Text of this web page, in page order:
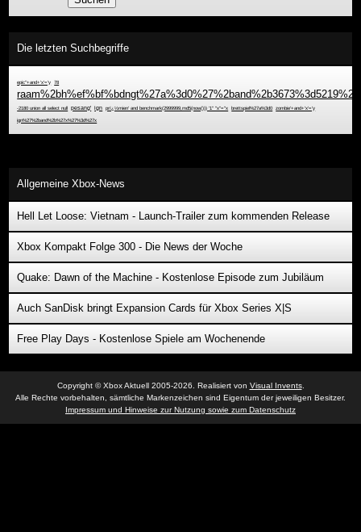
Die letzten Suchbegriffe
epic''+and+'x'='y 78
-2180 union all select null pesang' ign prï¿½mien' and benchmark(2999999,md5(now())) '1" "x"="x brettspiel%27a%3d0 zombie'+and+'x'='y
ign%27%2band%2b%27x%27%3d%27x
Allgemeine Xbox-News
Hell Let Loose: Vietnam - Launch-Trailer zum kommenden Release
Xbox Kompakt Folge 300 - Die News der Woche
Quake: Dawn of the Machine - Kostenlose Episode zum Jubiläum
Auch SanDisk bringt Expansion Cards für Xbox Series X|S
Free Play Days - Kostenlose Spiele am Wochenende
Copyright © Xbox Aktuell 2005-2026. Realisiert von Visual Invents.
Alle Rechte vorbehalten, sämtliche Markenzeichen sind Eigentum der jeweiligen Besitzer.
Impressum und Hinweise zur Nutzung sowie zum Datenschutz